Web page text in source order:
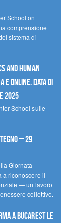
School on
comprensione
sistema di
and Human
e online. Data di
2025
School sulle
– 29
Giornata
a riconoscere il
— un lavoro
collettivo.
a Bucarest le